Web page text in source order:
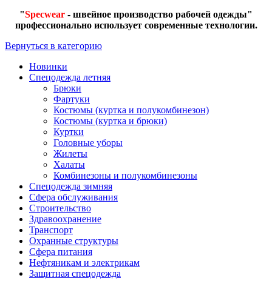
"Specwear - швейное производство рабочей одежды"
профессионально использует современные технологии.
Вернуться в категорию
Новинки
Спецодежда летняя
Брюки
Фартуки
Костюмы (куртка и полукомбинезон)
Костюмы (куртка и брюки)
Куртки
Головные уборы
Жилеты
Халаты
Комбинезоны и полукомбинезоны
Спецодежда зимняя
Сфера обслуживания
Строительство
Здравоохранение
Транспорт
Охранные структуры
Сфера питания
Нефтяникам и электрикам
Защитная спецодежда